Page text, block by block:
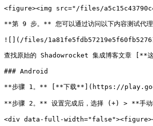
<figure><img src="/files/
**第 9 步。** 您可以通过访问以下内容
![](/files/
查找原始的 Shadowrocket 集成博客文
### Android
**步骤 1。** [**下载**](https://
**步骤 2。** 设置完成后，选择 (+) > **手
<div data-full-